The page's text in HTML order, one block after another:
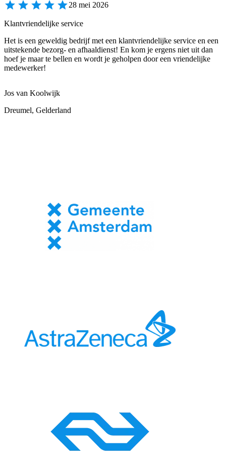
28 mei 2026
Klantvriendelijke service
Het is een geweldig bedrijf met een klantvriendelijke service en een
uitstekende bezorg- en afhaaldienst! En kom je ergens niet uit dan
hoef je maar te bellen en wordt je geholpen door een vriendelijke
medewerker!
Jos van Koolwijk
Dreumel, Gelderland